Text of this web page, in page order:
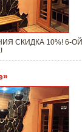
СКИДКА 10%! 6-ОЙ